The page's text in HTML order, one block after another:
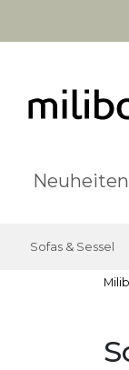
Neuheiten
Sofas & Sessel